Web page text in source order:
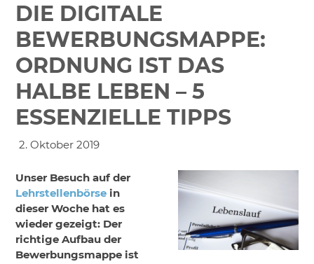
DIE DIGITALE
BEWERBUNGSMAPPE:
ORDNUNG IST DAS
HALBE LEBEN – 5
ESSENZIELLE TIPPS
2. Oktober 2019
Unser Besuch auf der
Lehrstellenbörse in
dieser Woche hat es
wieder gezeigt: Der
richtige Aufbau der
Bewerbungsmappe ist